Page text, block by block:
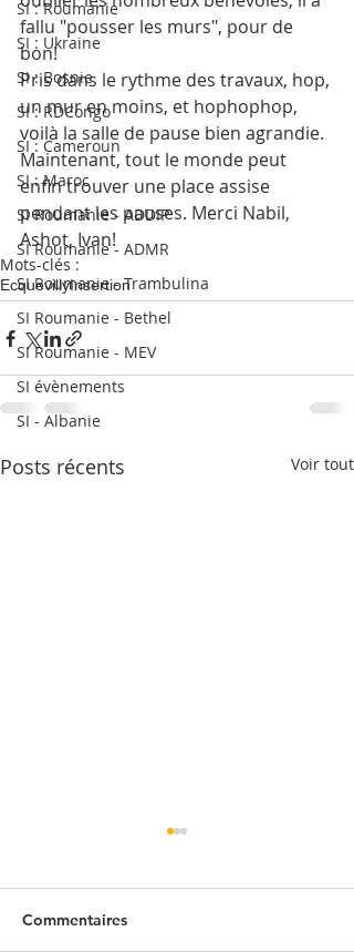
SI : Roumanie
SI : Ukraine
SI : Bosnie
SI : RDCongo
SI : Cameroun
SI : Maroc
SI Roumanie - ADDIP
SI Roumanie - ADMR
SI Roumanie - Trambulina
SI Roumanie - Bethel
SI Roumanie - MEV
SI évènements
SI - Albanie
fallu "pousser les murs", pour de
bon!
Pris dans le rythme des travaux, hop,
un mur en moins, et hophophop,
voilà la salle de pause bien agrandie.
Maintenant, tout le monde peut
enfin trouver une place assise
pendant les pauses. Merci Nabil,
Ashot, Ivan!
Mots-clés :
EcquevillyInsertion
Posts récents Voir tout
Commentaires